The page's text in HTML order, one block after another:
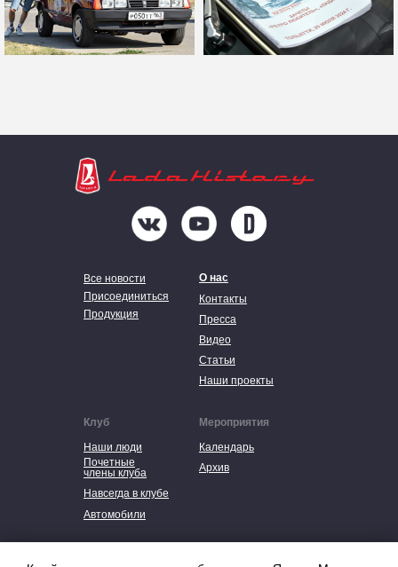
Статьи
Контакты
Наши проекты
Пресса
Видео
Продукция
Наши люди
Клуб
Календарь
Мероприятия
О нас
Присоединиться
Все новости
Архив
Навсегда в клубе
Почетные
члены клуба
Автомобили